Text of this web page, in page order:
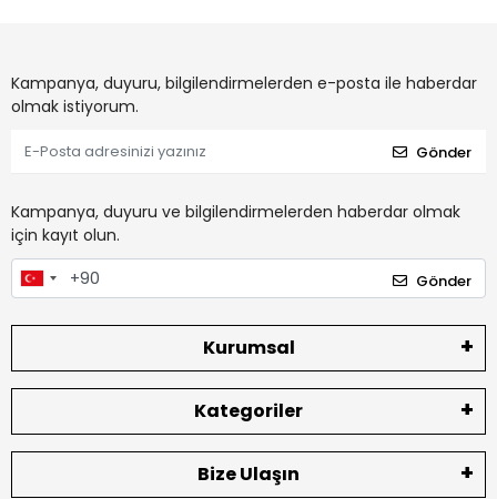
Kampanya, duyuru, bilgilendirmelerden e-posta ile haberdar
olmak istiyorum.
Gönder
Kampanya, duyuru ve bilgilendirmelerden haberdar olmak
için kayıt olun.
Gönder
Kurumsal
Kategoriler
Bize Ulaşın